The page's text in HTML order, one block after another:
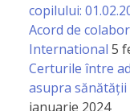
copilului:
Acord de
International 5
Certurile între
asupra
ianuarie 2024